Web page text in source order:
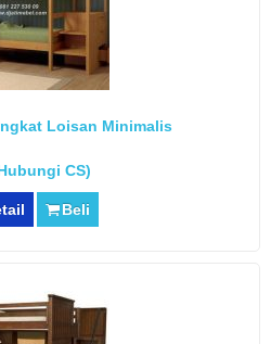
Loisan Minimalis
CS)
Beli